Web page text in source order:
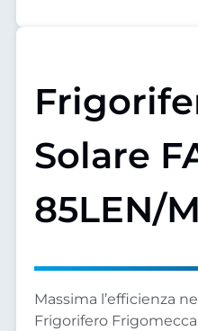
Solare
85LEN/
Massima l’efficienza
Frigorifero